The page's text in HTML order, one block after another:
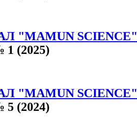
"MAMUN SCIENCE"
(2025)
"MAMUN SCIENCE"
(2024)